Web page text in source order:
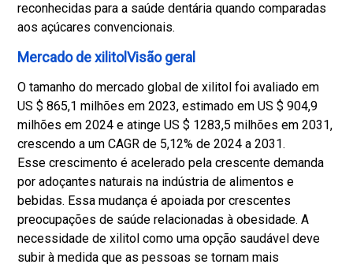
reconhecidas para a saúde dentária quando comparadas
aos açúcares convencionais.
Mercado de xilitolVisão geral
O tamanho do mercado global de xilitol foi avaliado em
US $ 865,1 milhões em 2023, estimado em US $ 904,9
milhões em 2024 e atinge US $ 1283,5 milhões em 2031,
crescendo a um CAGR de 5,12% de 2024 a 2031.
Esse crescimento é acelerado pela crescente demanda
por adoçantes naturais na indústria de alimentos e
bebidas. Essa mudança é apoiada por crescentes
preocupações de saúde relacionadas à obesidade. A
necessidade de xilitol como uma opção saudável deve
subir à medida que as pessoas se tornam mais